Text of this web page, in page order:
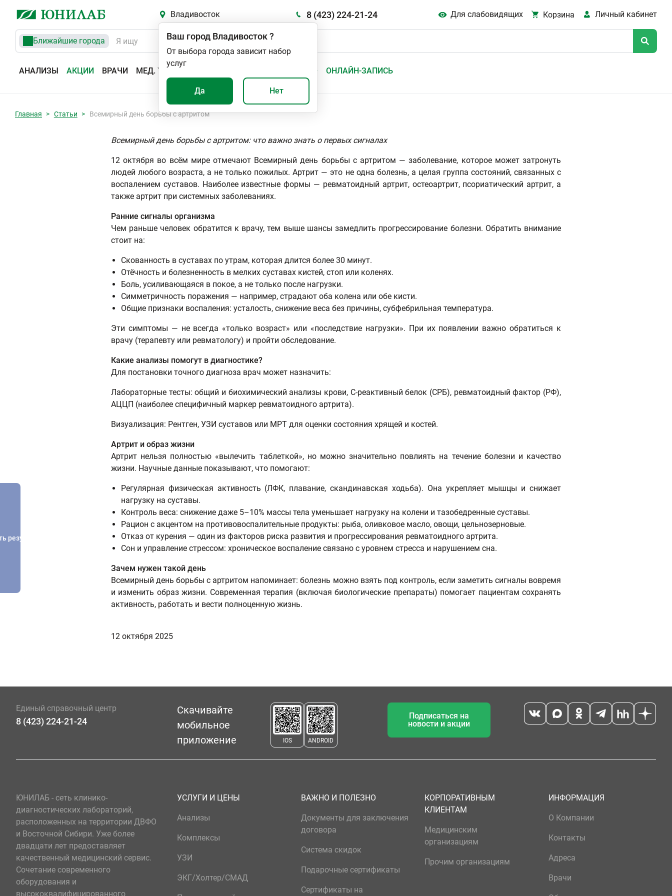
Владивосток 8 (423) 224-21-24 Для слабовидящих Корзина Личный кабинет
Ближайшие города
АНАЛИЗЫ АКЦИИ ВРАЧИ МЕД. УСЛУГИ ОНЛАЙН-ЗАПИСЬ
Ваш город Владивосток?
От выбора города зависит набор
услуг
Да Нет
Главная Статьи Всемирный день борьбы с артритом
Всемирный день борьбы с артритом: что важно знать о первых сигналах
12 октября во всём мире отмечают Всемирный день борьбы с артритом — заболевание, которое может затронуть
людей любого возраста, а не только пожилых. Артрит — это не одна болезнь, а целая группа состояний, связанных с
воспалением суставов. Наиболее известные формы — ревматоидный артрит, остеоартрит, псориатический артрит, а
также артрит при системных заболеваниях.
Ранние сигналы организма
Чем раньше человек обратится к врачу, тем выше шансы замедлить прогрессирование болезни. Обратить внимание
стоит на:
Скованность в суставах по утрам, которая длится более 30 минут.
Отёчность и болезненность в мелких суставах кистей, стоп или коленях.
Боль, усиливающаяся в покое, а не только после нагрузки.
Симметричность поражения — например, страдают оба колена или обе кисти.
Общие признаки воспаления: усталость, снижение веса без причины, субфебрильная температура.
Эти симптомы — не всегда «только возраст» или «последствие нагрузки». При их появлении важно обратиться к
врачу (терапевту или ревматологу) и пройти обследование.
Какие анализы помогут в диагностике?
Для постановки точного диагноза врач может назначить:
Лабораторные тесты: общий и биохимический анализы крови, С-реактивный белок (СРБ), ревматоидный фактор (РФ),
АЦЦП (наиболее специфичный маркер ревматоидного артрита).
Визуализация: Рентген, УЗИ суставов или МРТ для оценки состояния хрящей и костей.
Артрит и образ жизни
Артрит нельзя полностью «вылечить таблеткой», но можно значительно повлиять на течение болезни и качество
жизни. Научные данные показывают, что помогают:
Регулярная физическая активность (ЛФК, плавание, скандинавская ходьба). Она укрепляет мышцы и снижает
нагрузку на суставы.
Контроль веса: снижение даже 5–10% массы тела уменьшает нагрузку на колени и тазобедренные суставы.
Рацион с акцентом на противовоспалительные продукты: рыба, оливковое масло, овощи, цельнозерновые.
Отказ от курения — один из факторов риска развития и прогрессирования ревматоидного артрита.
Сон и управление стрессом: хроническое воспаление связано с уровнем стресса и нарушением сна.
Зачем нужен такой день
Всемирный день борьбы с артритом напоминает: болезнь можно взять под контроль, если заметить сигналы вовремя
и изменить образ жизни. Современная терапия (включая биологические препараты) помогает пациентам сохранять
активность, работать и вести полноценную жизнь.
12 октября 2025
результатов
Единый справочный центр
8 (423) 224-21-24
Скачивайте
мобильное
приложение
IOS ANDROID
Подписаться на
новости и акции
ЮНИЛАБ - сеть клинико-
диагностических лабораторий,
расположенных на территории ДВФО
и Восточной Сибири. Уже более
двадцати лет предоставляет
качественный медицинский сервис.
Сочетание современного
оборудования и
высококвалифицированного
УСЛУГИ И ЦЕНЫ
Анализы
Комплексы
УЗИ
ЭКГ/Холтер/СМАД
ВАЖНО И ПОЛЕЗНО
Документы для заключения
договора
Система скидок
Подарочные сертификаты
Сертификаты на
КОРПОРАТИВНЫМ
КЛИЕНТАМ
Медицинским
организациям
Прочим организациям
ИНФОРМАЦИЯ
О Компании
Контакты
Адреса
Врачи